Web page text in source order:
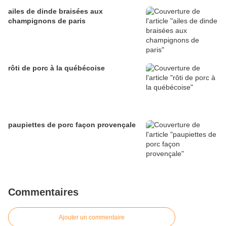
ailes de dinde braisées aux
champignons de paris
rôti de porc à la québécoise
paupiettes de porc façon provençale
Commentaires
Ajouter un commentaire